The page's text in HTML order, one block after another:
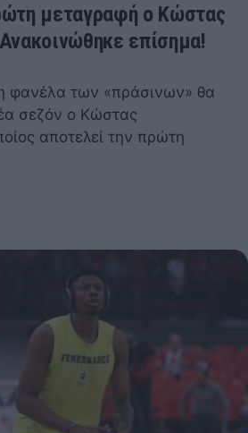
μεταγραφή ο Κώστας
επίσημα!
φανέλα των «πράσινων» θα
σεζόν ο Κώστας
αποτελεί την πρώτη